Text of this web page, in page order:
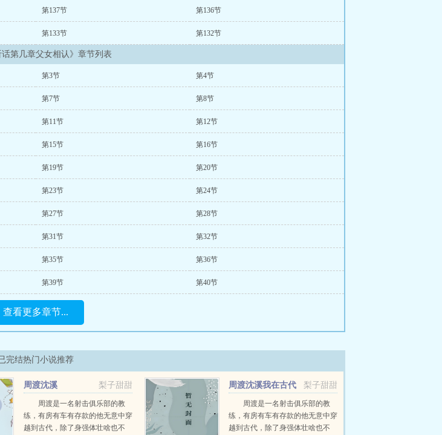
第137节 第136节
第133节 第132节
话第几章父女相认》章节列表
第3节 第4节
第7节 第8节
第11节 第12节
第15节 第16节
第19节 第20节
第23节 第24节
第27节 第28节
第31节 第32节
第35节 第36节
第39节 第40节
查看更多章节...
完结热门小说推荐
梨子甜甜
周渡沈溪
周渡是一名射击俱乐部的教
练，有房有车有存款的他无意中穿
越到古代，除了身强体壮啥也不
梨子甜甜
周渡沈溪我在古代
当猎户小说免费在线阅读
周渡是一名射击俱乐部的教
练，有房有车有存款的他无意中穿
越到古代，除了身强体壮啥也不